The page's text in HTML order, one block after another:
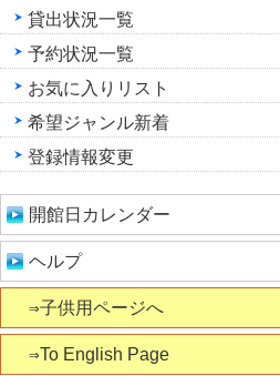
貸出状況一覧
予約状況一覧
お気に入りリスト
希望ジャンル新着
登録情報変更
開館日カレンダー
ヘルプ
⇒子供用ページへ
⇒To English Page